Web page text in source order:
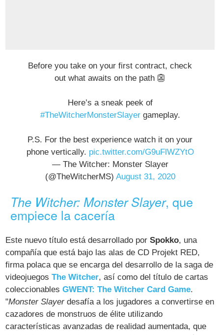
Before you take on your first contract, check
out what awaits on the path 👺
Here’s a sneak peek of
#TheWitcherMonsterSlayergameplay.
P.S. For the best experience watch it on your
phone vertically. pic.twitter.com/G9uFlWZYtO
— The Witcher: Monster Slayer
(@TheWitcherMS) August 31, 2020
The Witcher: Monster Slayer, que
empiece la cacería
Este nuevo título está desarrollado porSpokko, una
compañía que está bajo las alas de CD Projekt RED,
firma polaca que se encarga del desarrollo de la saga de
videojuegosThe Witcher, así como del título de cartas
coleccionablesGWENT: The Witcher Card Game.
"Monster Slayerdesafía a los jugadores a convertirse en
cazadores de monstruos de élite utilizando
características avanzadas de realidad aumentada, que